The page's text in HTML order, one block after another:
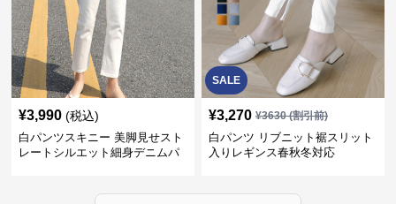
¥3,990 (税込)
白パンツスキニー 美脚見せスト
レートシルエット細身デニムパ
SALE
¥3,270 ¥3630(割引前)
白パンツ リブニット裾スリット
入りレギンス春秋冬対応